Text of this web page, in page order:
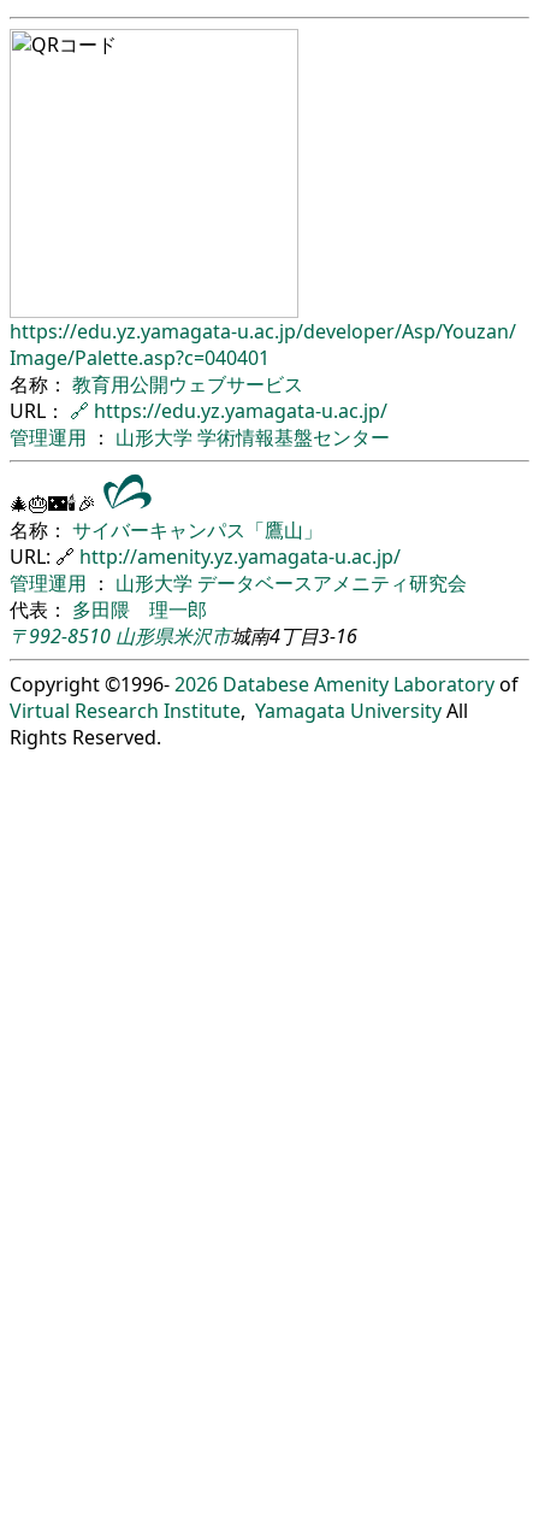
https://edu.yz.yamagata-u.ac.jp/developer/Asp/Youzan/
Image/Palette.asp?c=040401
名称： 教育用公開ウェブサービス
URL： 🔗 https://edu.yz.yamagata-u.ac.jp/
管理運用 ： 山形大学 学術情報基盤センター
🎄🎂🌃🕯🎉
名称： サイバーキャンパス「鷹山」
URL: 🔗 http://amenity.yz.yamagata-u.ac.jp/
管理運用 ： 山形大学 データベースアメニティ研究会
代表： 多田隈 理一郎
〒992-8510 山形県米沢市城南4丁目3-16
Copyright ©1996-2026 Databese Amenity Laboratoryof
Virtual Research Institute, Yamagata UniversityAll
Rights Reserved.